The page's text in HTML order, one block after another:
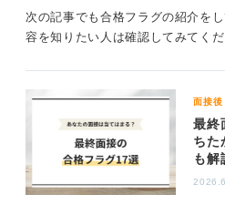
活かして入社後も頑張ります」
り良い印象につながるのではな
次の記事でも合格フラグの紹介を
容を知りたい人は確認してみてくだ
面接後
最終
ちた
も解